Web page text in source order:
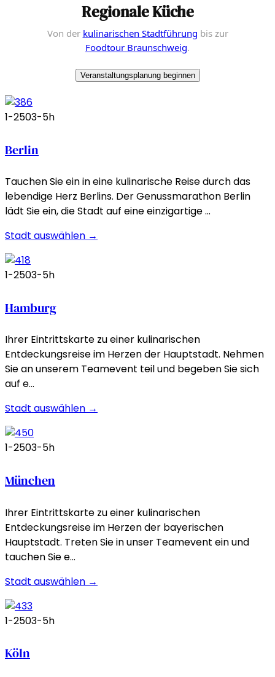
Regionale Küche
Von der kulinarischen Stadtführung bis zur
Foodtour Braunschweig.
Veranstaltungsplanung beginnen
1-2503-5h
Berlin
Tauchen Sie ein in eine kulinarische Reise durch das
lebendige Herz Berlins. Der Genussmarathon Berlin
lädt Sie ein, die Stadt auf eine einzigartige …
Stadt auswählen →
1-2503-5h
Hamburg
Ihrer Eintrittskarte zu einer kulinarischen
Entdeckungsreise im Herzen der Hauptstadt. Nehmen
Sie an unserem Teamevent teil und begeben Sie sich
auf e…
Stadt auswählen →
1-2503-5h
München
Ihrer Eintrittskarte zu einer kulinarischen
Entdeckungsreise im Herzen der bayerischen
Hauptstadt. Treten Sie in unser Teamevent ein und
tauchen Sie e…
Stadt auswählen →
1-2503-5h
Köln